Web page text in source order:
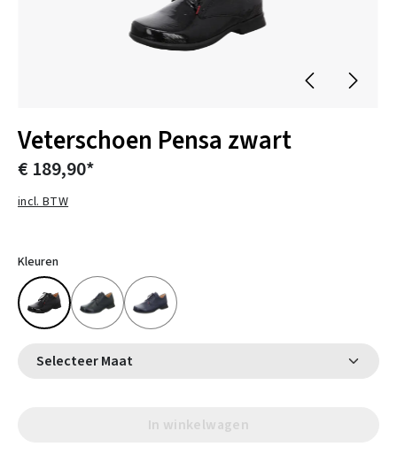
Veterschoen Pensa zwart
€ 189,90*
incl. BTW
Kleuren
Selecteer Maat
In winkelwagen